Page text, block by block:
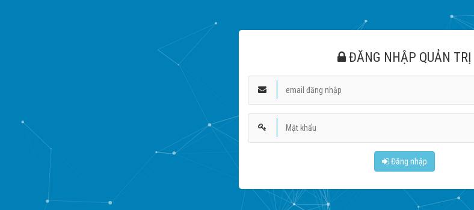
ĐĂNG NHẬP QUẢN TRỊ
Đăng nhập